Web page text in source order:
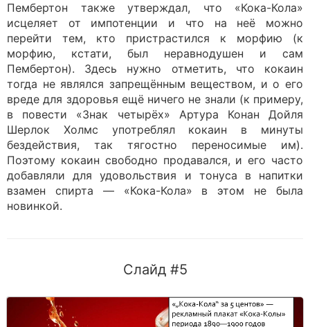
Пембертон также утверждал, что «Кока-Кола»
исцеляет от импотенции и что на неё можно
перейти тем, кто пристрастился к морфию (к
морфию, кстати, был неравнодушен и сам
Пембертон). Здесь нужно отметить, что кокаин
тогда не являлся запрещённым веществом, и о его
вреде для здоровья ещё ничего не знали (к примеру,
в повести «Знак четырёх» Артура Конан Дойля
Шерлок Холмс употреблял кокаин в минуты
бездействия, так тягостно переносимые им).
Поэтому кокаин свободно продавался, и его часто
добавляли для удовольствия и тонуса в напитки
взамен спирта — «Кока-Кола» в этом не была
новинкой.
Слайд #5